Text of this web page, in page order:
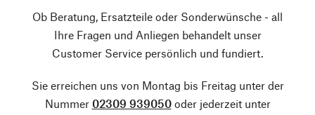
Ob Beratung, Ersatzteile oder Sonderwünsche - all
Ihre Fragen und Anliegen behandelt unser
Customer Service persönlich und fundiert.
Sie erreichen uns von Montag bis Freitag unter der
Nummer 02309 939050oder jederzeit unter